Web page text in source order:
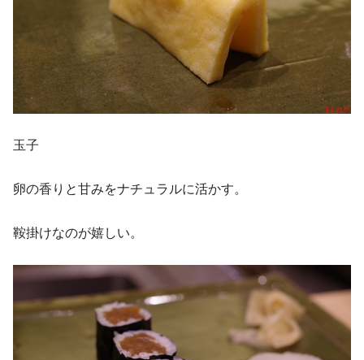
玉子
卵の香りと甘みをナチュラルに活かす。
鞍掛けなのが嬉しい。